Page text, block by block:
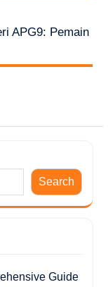
APG9: Pemain
Search
Guide